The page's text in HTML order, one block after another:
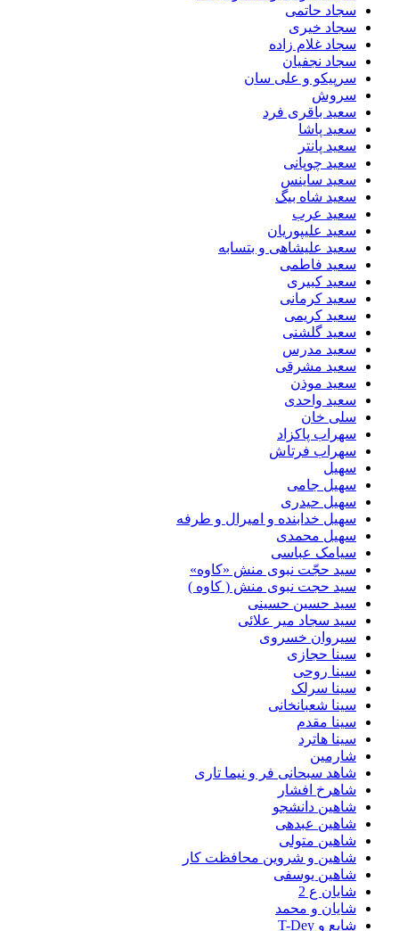
سجاد حاتمی
سجاد خیری
سجاد غلام زاده
سجاد نجفیان
سرپیکو و علی سان
سروش
سعید باقری فرد
سعید پاشا
سعید پانتر
سعید چوپانی
سعید ساینس
سعید شاه بیگ
سعید عرب
سعید علیپوریان
سعید علیشاهی و بتسابه
سعید فاطمی
سعید کبیری
سعید کرمانی
سعید کریمی
سعید گلشنی
سعید مدرس
سعید مشرقی
سعید موذن
سعید واحدی
سلی خان
سهراب پاکزاد
سهراب فرتاش
سهیل
سهیل جامی
سهیل حیدری
سهیل خدابنده و امیرال و طرفه
سهیل محمدی
سیامک عباسی
سید حجّت نبوی منش «کاوه»
سید حجت نبوی منش ( کاوه )
سید حسین حسینى
سید سجاد میر علائی
سیروان خسروی
سینا حجازی
سینا روحی
سینا سرلک
سینا شعبانخانی
سینا مقدم
سینا هاترد
شارمین
شاهد سبحانی فر و نیما تاری
شاهرخ افشار
شاهین دانشجو
شاهین عبدهی
شاهین متولی
شاهین و شروین محافظت کار
شاهین یوسفی
شایان ع 2
شایان و محمد
شایع و T-Dey